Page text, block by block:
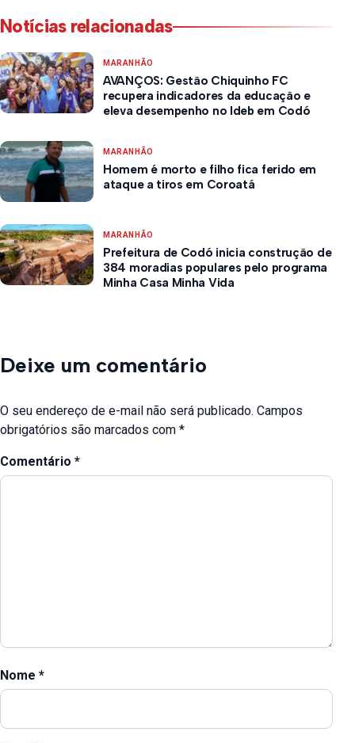
Notícias relacionadas
MARANHÃO
AVANÇOS: Gestão Chiquinho FC
recupera indicadores da educação e
eleva desempenho no Ideb em Codó
MARANHÃO
Homem é morto e filho fica ferido em
ataque a tiros em Coroatá
MARANHÃO
Prefeitura de Codó inicia construção de
384 moradias populares pelo programa
Minha Casa Minha Vida
Deixe um comentário
O seu endereço de e-mail não será publicado. Campos
obrigatórios são marcados com *
Comentário *
Nome *